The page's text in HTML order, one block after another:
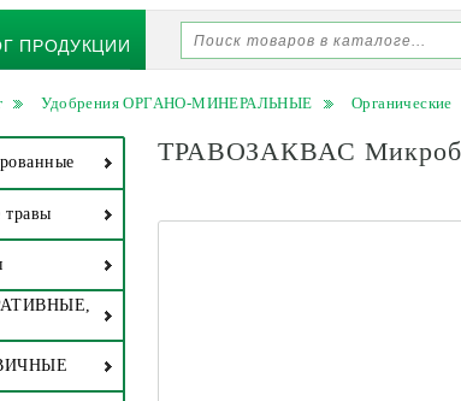
ПРОДУКЦИИ
Удобрения ОРГАНО-МИНЕРАЛЬНЫЕ Органические
травы
ТРАВОЗАКВАС